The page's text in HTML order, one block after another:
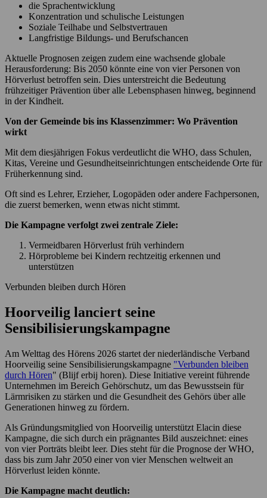
die Sprachentwicklung
Konzentration und schulische Leistungen
Soziale Teilhabe und Selbstvertrauen
Langfristige Bildungs- und Berufschancen
Aktuelle Prognosen zeigen zudem eine wachsende globale
Herausforderung: Bis 2050 könnte eine von vier Personen von
Hörverlust betroffen sein. Dies unterstreicht die Bedeutung
frühzeitiger Prävention über alle Lebensphasen hinweg, beginnend
in der Kindheit.
Von der Gemeinde bis ins Klassenzimmer: Wo Prävention
wirkt
Mit dem diesjährigen Fokus verdeutlicht die WHO, dass Schulen,
Kitas, Vereine und Gesundheitseinrichtungen entscheidende Orte für
Früherkennung sind.
Oft sind es Lehrer, Erzieher, Logopäden oder andere Fachpersonen,
die zuerst bemerken, wenn etwas nicht stimmt.
Die Kampagne verfolgt zwei zentrale Ziele:
Vermeidbaren Hörverlust früh verhindern
Hörprobleme bei Kindern rechtzeitig erkennen und
unterstützen
Verbunden bleiben durch Hören
Hoorveilig lanciert seine
Sensibilisierungskampagne
Am Welttag des Hörens 2026 startet der niederländische Verband
Hoorveilig seine Sensibilisierungskampagne "Verbunden bleiben
durch Hören" (Blijf erbij horen). Diese Initiative vereint führende
Unternehmen im Bereich Gehörschutz, um das Bewusstsein für
Lärmrisiken zu stärken und die Gesundheit des Gehörs über alle
Generationen hinweg zu fördern.
Als Gründungsmitglied von Hoorveilig unterstützt Elacin diese
Kampagne, die sich durch ein prägnantes Bild auszeichnet: eines
von vier Porträts bleibt leer. Dies steht für die Prognose der WHO,
dass bis zum Jahr 2050 einer von vier Menschen weltweit an
Hörverlust leiden könnte.
Die Kampagne macht deutlich: